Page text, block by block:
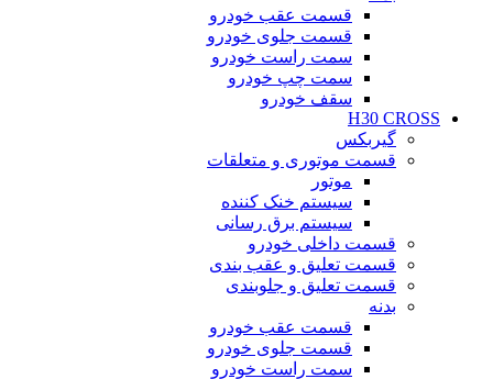
قسمت عقب خودرو
قسمت جلوی خودرو
سمت راست خودرو
سمت چپ خودرو
سقف خودرو
H30 CROSS
گیربکس
قسمت موتوری و متعلقات
موتور
سیستم خنک کننده
سیستم برق رسانی
قسمت داخلی خودرو
قسمت تعلیق و عقب بندی
قسمت تعلیق و جلوبندی
بدنه
قسمت عقب خودرو
قسمت جلوی خودرو
سمت راست خودرو